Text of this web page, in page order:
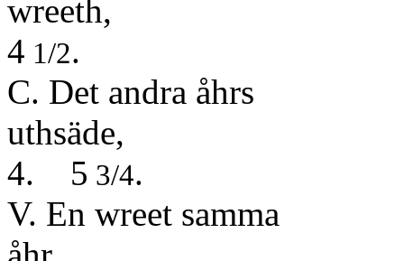
4 1/2.
C. Det andra åhrs
4. 5 3/4.
V. En wreet samma